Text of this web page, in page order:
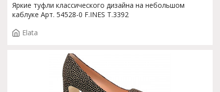
Яркие туфли классического дизайна на небольшом
каблуке Арт. 54528-0 F.INES T.3392
Elata